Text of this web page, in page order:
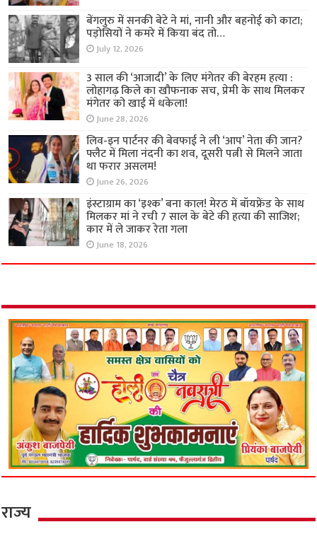
बेंगलुरु में सनकी बेटे ने मां, नानी और बहनोई को काटा;
पड़ोसियों ने कमरे में किया बंद तो…
July 12, 2026
3 साल की ‘आजादी’ के लिए मंगेतर की बेरहम हत्या :
लोहागढ़ किले का खौफनाक सच, प्रेमी के साथ मिलकर
मंगेतर को खाई में धकेला!
June 28, 2026
लिव-इन पार्टनर की बेवफाई ने ली ‘आप’ नेता की जान?
फ्लैट में मिला नंदनी का शव, दूसरी पत्नी से मिलने जाता
था फरार असलम!
June 26, 2026
इंस्टाग्राम का ‘इश्क’ बना काल! मेरठ में बॉयफ्रेंड के साथ
मिलकर मां ने रची 7 साल के बेटे की हत्या की साजिश;
कार में ले जाकर रेता गला
June 18, 2026
राज्य